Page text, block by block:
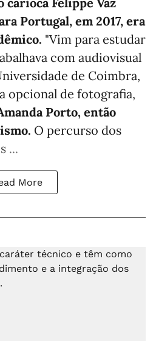
Portugal, em 2017, era
"Vim para estudar
com audiovisual
de Coimbra,
opcional de fotografia,
Porto, então
O percurso dos
...
More